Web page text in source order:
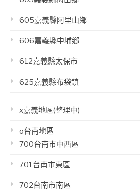
605嘉義縣阿里山鄉
606嘉義縣中埔鄉
612嘉義縣太保市
625嘉義縣布袋鎮
x嘉義地區(整理中)
o台南地區
700台南市中西區
701台南市東區
702台南市南區